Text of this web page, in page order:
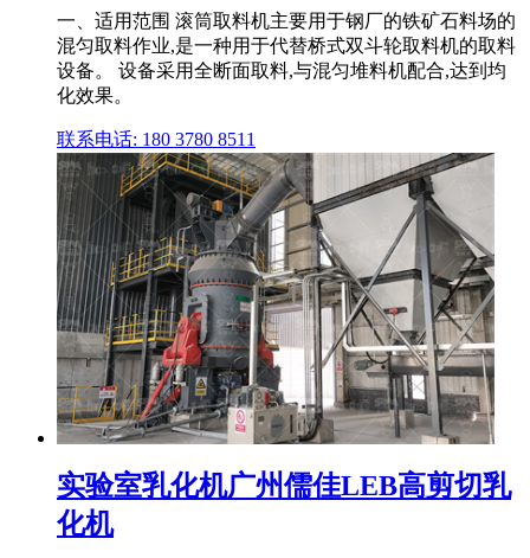
一、适用范围 滚筒取料机主要用于钢厂的铁矿石料场的
混匀取料作业,是一种用于代替桥式双斗轮取料机的取料
设备。 设备采用全断面取料,与混匀堆料机配合,达到均
化效果。
联系电话: 180 3780 8511
实验室乳化机广州儒佳LEB高剪切乳
化机